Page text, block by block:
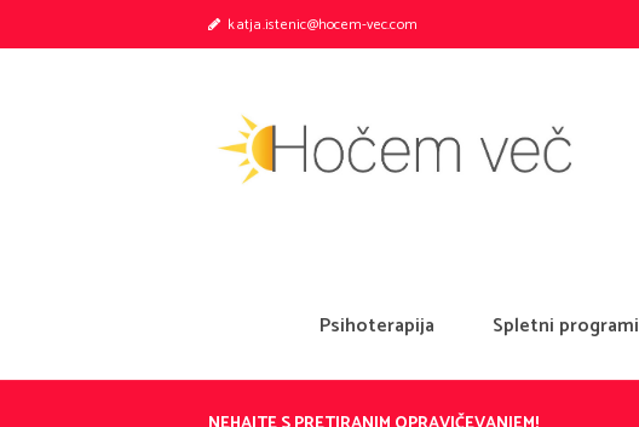
katja.istenic@hocem-vec.com
Psihoterapija Spletni programi